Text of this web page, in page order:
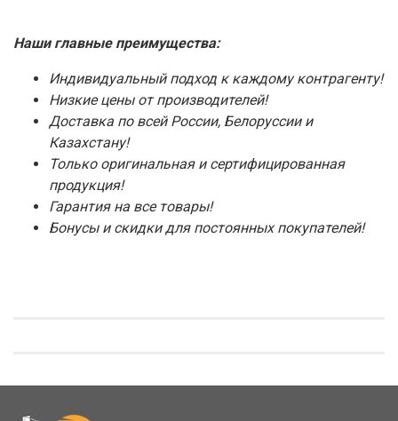
Наши главные преимущества:
Индивидуальный подход к каждому контрагенту!
Низкие цены от производителей!
Доставка по всей России, Белоруссии и
Казахстану!
Только оригинальная и сертифицированная
продукция!
Гарантия на все товары!
Бонусы и скидки для постоянных покупателей!